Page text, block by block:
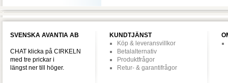
SVENSKA AVANTIA AB
CHAT klicka på CIRKELN
med tre prickar i
längst ner till höger.
KUNDTJÄNST
Köp & leveransvillkor
Betalalternativ
Produktfrågor
Retur- & garantifrågor